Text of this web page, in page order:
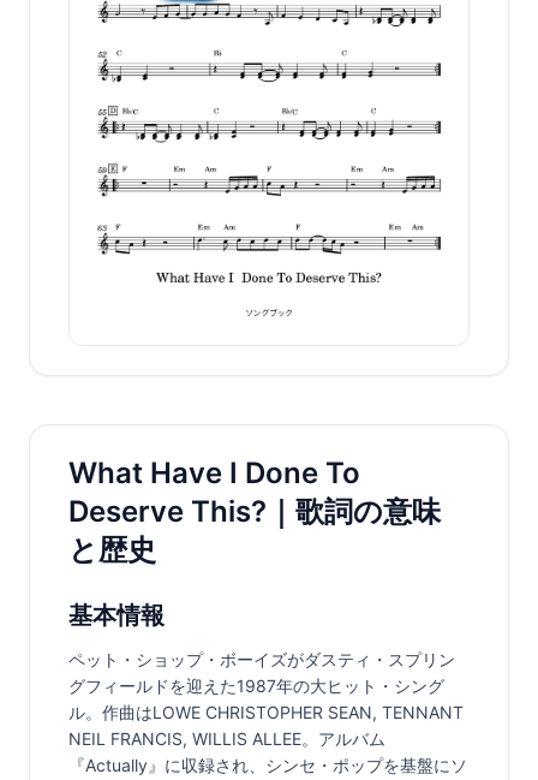
What Have I Done To
Deserve This?｜歌詞の意味
と歴史
基本情報
ペット・ショップ・ボーイズがダスティ・スプリン
グフィールドを迎えた1987年の大ヒット・シング
ル。作曲はLOWE CHRISTOPHER SEAN, TENNANT
NEIL FRANCIS, WILLIS ALLEE。アルバム
『Actually』に収録され、シンセ・ポップを基盤にソ